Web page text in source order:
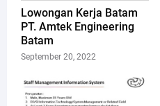
Lowongan Kerja Batam
PT. Amtek Engineering
Batam
September 20, 2022